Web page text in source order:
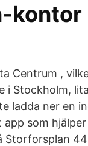
Centrum ,
i Stockholm,
ladda ner en
som
Storforsplan